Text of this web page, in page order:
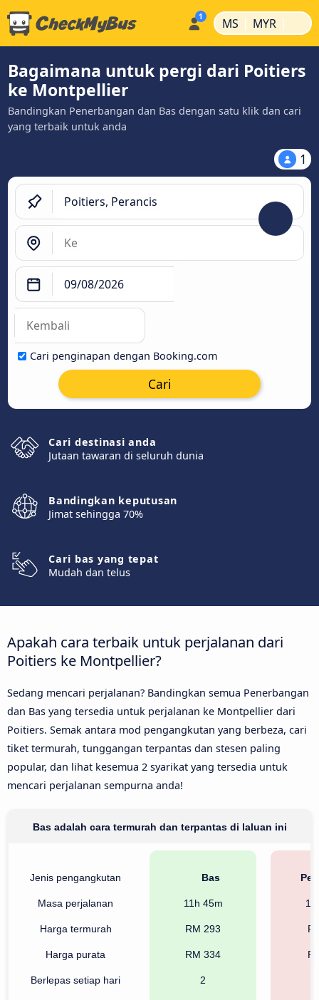
MS | MYR |
Bagaimana untuk pergi dari Poitiers
ke Montpellier
Bandingkan Penerbangan dan Bas dengan satu klik dan cari
yang terbaik untuk anda
1
Cari penginapan dengan Booking.com
Cari
Cari destinasi anda
Jutaan tawaran di seluruh dunia
Bandingkan keputusan
Jimat sehingga 70%
Cari bas yang tepat
Mudah dan telus
Apakah cara terbaik untuk perjalanan dari
Poitiers ke Montpellier?
Sedang mencari perjalanan? Bandingkan semua Penerbangan
dan Bas yang tersedia untuk perjalanan ke Montpellier dari
Poitiers. Semak antara mod pengangkutan yang berbeza, cari
tiket termurah, tunggangan terpantas dan stesen paling
popular, dan lihat kesemua 2 syarikat yang tersedia untuk
mencari perjalanan sempurna anda!
Bas adalah cara termurah dan terpantas di laluan ini
Jenis pengangkutan
Masa perjalanan
Harga termurah
Harga purata
Berlepas setiap hari
Bas
11h 45m
RM 293
RM 334
2